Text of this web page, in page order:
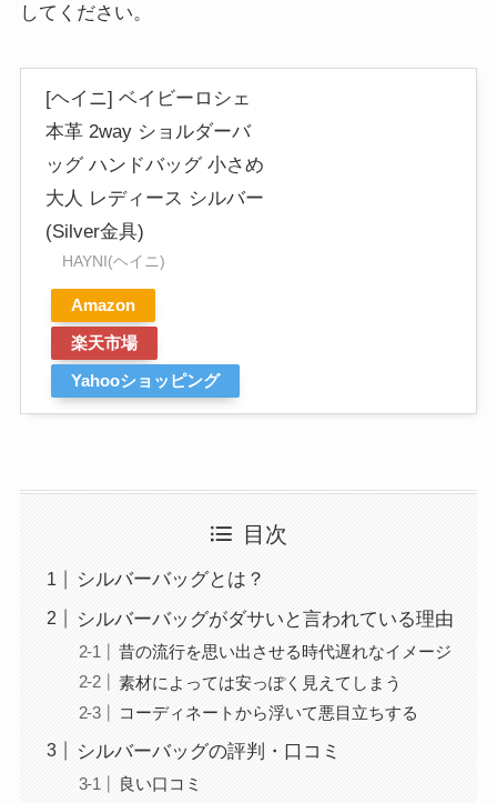
してください。
[ヘイニ] ベイビーロシェ
本革 2way ショルダーバ
ッグ ハンドバッグ 小さめ
大人 レディース シルバー
(Silver金具)
HAYNI(ヘイニ)
Amazon
楽天市場
Yahooショッピング
目次
シルバーバッグとは？
シルバーバッグがダサいと言われている理由
昔の流行を思い出させる時代遅れなイメージ
素材によっては安っぽく見えてしまう
コーディネートから浮いて悪目立ちする
シルバーバッグの評判・口コミ
良い口コミ